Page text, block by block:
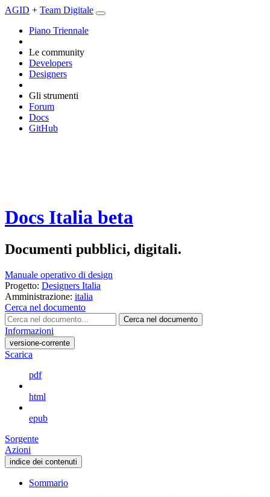
AGID + Team Digitale
Piano Triennale
Le community
Developers
Designers
Gli strumenti
Forum
Docs
GitHub
Docs Italia beta
Documenti pubblici, digitali.
Manuale operativo di design
Progetto: Designers Italia
Amministrazione: italia
Cerca nel documento
Cerca nel documento
Informazioni
versione-corrente
Scarica
pdf
html
epub
Sorgente
Azioni
indice dei contenuti
Sommario